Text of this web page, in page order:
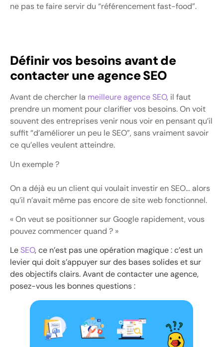
ne pas te faire servir du “référencement fast-food”.
Définir vos besoins avant de
contacter une agence SEO
Avant de chercher la meilleure agence SEO, il faut
prendre un moment pour clarifier vos besoins. On voit
souvent des entreprises venir nous voir en pensant qu’il
suffit “d’améliorer un peu le SEO”, sans vraiment savoir
ce qu’elles veulent atteindre.
Un exemple ?
On a déjà eu un client qui voulait investir en SEO… alors
qu’il n’avait même pas encore de site web fonctionnel.
« On veut se positionner sur Google rapidement, vous
pouvez commencer quand ? »
Le SEO, ce n’est pas une opération magique : c’est un
levier qui doit s’appuyer sur des bases solides et sur
des objectifs clairs. Avant de contacter une agence,
posez-vous les bonnes questions :